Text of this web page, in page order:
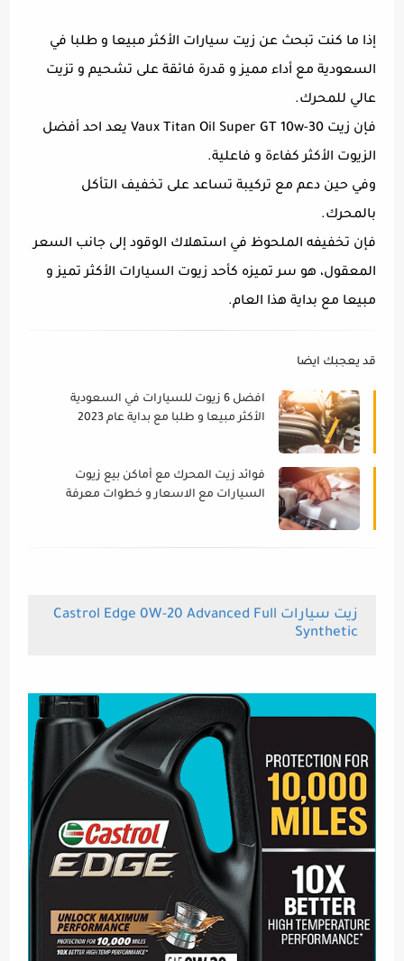
إذا ما كنت تبحث عن زيت سيارات الأكثر مبيعا و طلبا في
السعودية مع أداء مميز و قدرة فائقة على تشحيم و تزيت
عالي للمحرك.
فإن زيت Vaux Titan Oil Super GT 10w-30 يعد احد أفضل
الزيوت الأكثر كفاءة و فاعلية.
وفي حين دعم مع تركيبة تساعد على تخفيف التأكل
بالمحرك.
فإن تخفيفه الملحوظ في استهلاك الوقود إلى جانب السعر
المعقول، هو سر تميزه كأحد زيوت السيارات الأكثر تميز و
مبيعا مع بداية هذا العام.
قد يعجبك ايضا
افضل 6 زيوت للسيارات في السعودية
الأكثر مبيعا و طلبا مع بداية عام 2023
فوائد زيت المحرك مع أماكن بيع زيوت
السيارات مع الاسعار و خطوات معرفة
زيت سيارات Castrol Edge 0W-20 Advanced Full
Synthetic